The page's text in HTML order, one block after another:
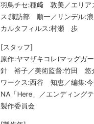
羽鳥チセ:種﨑 敦美／エリ
ス:諏訪部 順一／リンデル:
カルタフィルス:村瀬 歩
[スタッフ]
原作:ヤマザキコレ(マッグ
針 裕子／美術監督:竹田 悠
ワークス:西谷 知恵／編集:
NA「Here」／エンディング
製作委員会